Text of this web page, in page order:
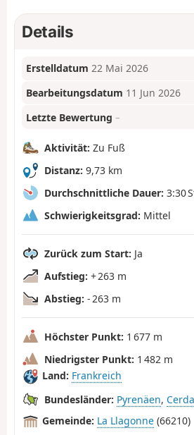
Details
Erstelldatum 22 Mai 2026
Bearbeitungsdatum 11 Jun 2026
Letzte Bewertung –
Aktivität: Zu Fuß
Distanz: 9,73 km
Durchschnittliche Dauer: 3:30
Schwierigkeitsgrad: Mittel
Zurück zum Start: Ja
Aufstieg: + 263 m
Abstieg: - 263 m
Höchster Punkt: 1 677 m
Niedrigster Punkt: 1 482 m
Land: Frankreich
Bundesländer: Pyrenäen,
Gemeinde: La Llagonne (66210)